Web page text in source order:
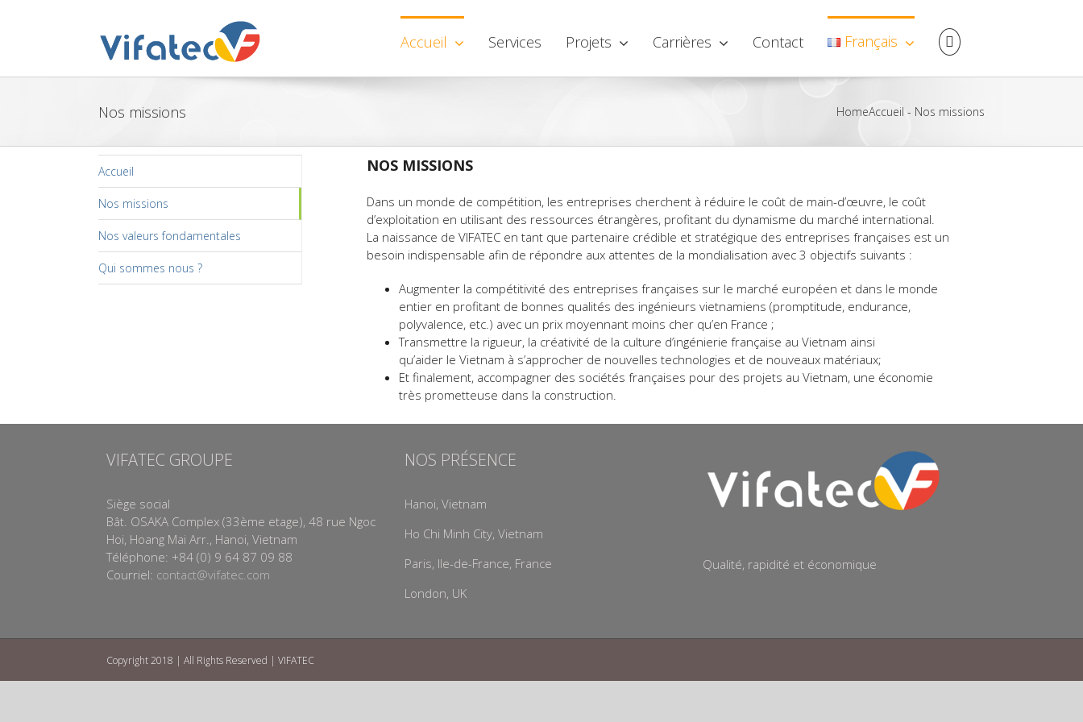
Accueil Services Projets Carrières Contact Français
Nos missions HomeAccueil - Nos missions
NOS MISSIONS
Dans un monde de compétition, les entreprises cherchent à réduire le coût de main-d’œuvre, le coût
d’exploitation en utilisant des ressources étrangères, profitant du dynamisme du marché international.
La naissance de VIFATEC en tant que partenaire crédible et stratégique des entreprises françaises est un
besoin indispensable afin de répondre aux attentes de la mondialisation avec 3 objectifs suivants :
Augmenter la compétitivité des entreprises françaises sur le marché européen et dans le monde
entier en profitant de bonnes qualités des ingénieurs vietnamiens (promptitude, endurance,
polyvalence, etc.) avec un prix moyennant moins cher qu’en France ;
Transmettre la rigueur, la créativité de la culture d’ingénierie française au Vietnam ainsi
qu’aider le Vietnam à s’approcher de nouvelles technologies et de nouveaux matériaux;
Et finalement, accompagner des sociétés françaises pour des projets au Vietnam, une économie
très prometteuse dans la construction.
Accueil
Nos missions
Nos valeurs fondamentales
Qui sommes nous ?
VIFATEC GROUPE
Siège social
Bât. OSAKA Complex (33ème etage), 48 rue Ngoc
Hoi, Hoang Mai Arr., Hanoi, Vietnam
Téléphone: +84 (0) 9 64 87 09 88
Courriel: contact@vifatec.com
NOS PRÉSENCE
Hanoi, Vietnam
Ho Chi Minh City, Vietnam
Paris, Ile-de-France, France
London, UK
Qualité, rapidité et économique
Copyright 2018 | All Rights Reserved | VIFATEC